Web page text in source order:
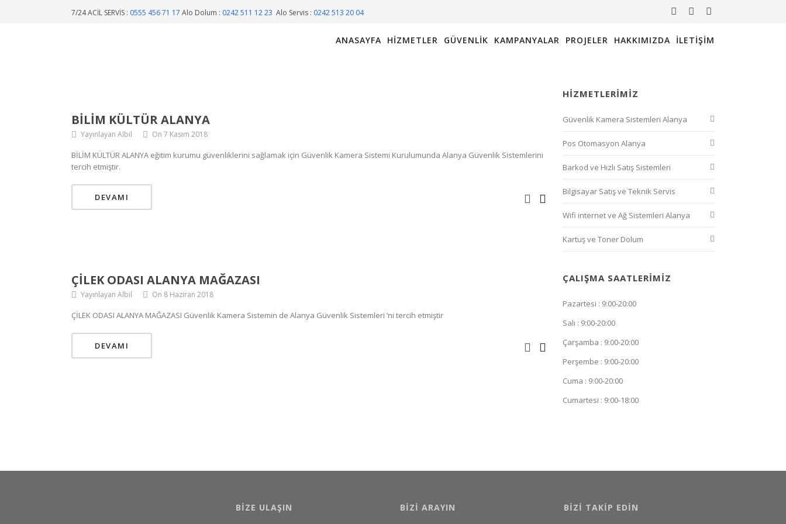
7/24 ACİL SERVİS : 0555 456 71 17 Alo Dolum : 0242 511 12 23 Alo Servis : 0242 513 20 04
ANASAYFA HIZMETLER GÜVENLIK KAMPANYALAR PROJELER HAKKIMIZDA İLETIŞIM
BİLİM KÜLTÜR ALANYA
Yayınlayan Albil On 7 Kasım 2018
BİLİM KÜLTÜR ALANYA eğitim kurumu güvenliklerini sağlamak için Güvenlik Kamera Sistemi Kurulumunda Alanya Güvenlik Sistemlerini
tercih etmiştir.
DEVAMI
ÇİLEK ODASI ALANYA MAĞAZASI
Yayınlayan Albil On 8 Haziran 2018
ÇİLEK ODASI ALANYA MAĞAZASI Güvenlik Kamera Sistemin de Alanya Güvenlik Sistemleri ‘ni tercih etmiştir
DEVAMI
HIZMETLERIMIZ
Güvenlik Kamera Sistemleri Alanya
Pos Otomasyon Alanya
Barkod ve Hızlı Satış Sistemleri
Bilgisayar Satış ve Teknik Servis
Wifi internet ve Ağ Sistemleri Alanya
Kartuş ve Toner Dolum
ÇALIŞMA SAATLERIMIZ
Pazartesi : 9:00-20:00
Salı : 9:00-20:00
Çarşamba : 9:00-20:00
Perşembe : 9:00-20:00
Cuma : 9:00-20:00
Cumartesi : 9:00-18:00
BIZE ULAŞIN BIZI ARAYIN BIZI TAKIP EDIN